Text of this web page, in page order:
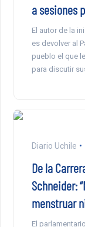
a sesiones
El autor de la
es devolver al
pueblo el que
para discutir
Diario Uchile
De la
Schneider:
menstruar
El